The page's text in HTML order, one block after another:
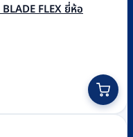
FLEX ยี่ห้อ